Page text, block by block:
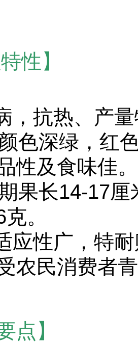
性】
，抗热、产
色深绿，红
性及食味佳。
果长14-17
。
应性广，特
农民消费者
点】